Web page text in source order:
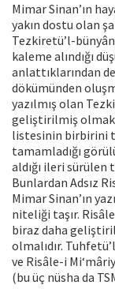
Mimar Sinan’ın
yakın dostu olan
Tezkiretü’l-
kaleme alındığı
anlattıklarından
dökümünden
yazılmış olan
geliştirilmiş
listesinin birbirini
tamamladığı
aldığı ileri sürülen
Bunlardan Adsız
Mimar Sinan’ın
niteliği taşır.
biraz daha
olmalıdır.
ve Risâle-i
(bu üç nüsha da